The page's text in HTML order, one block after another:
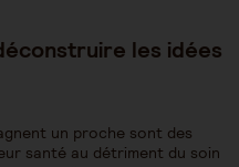
les idées
un proche sont des
santé au détriment du soin